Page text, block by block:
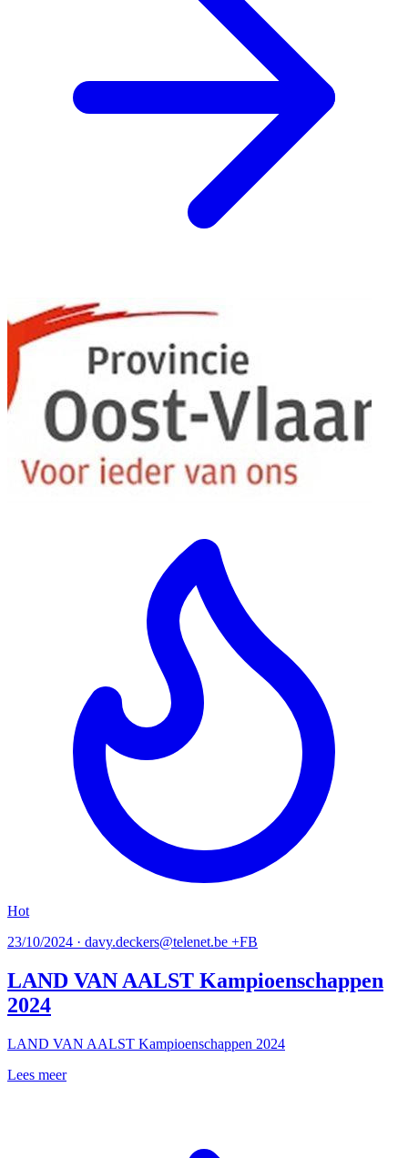
Hot
23/10/2024 · davy.deckers@telenet.be +FB
LAND VAN AALST Kampioenschappen
2024
LAND VAN AALST Kampioenschappen 2024
Lees meer